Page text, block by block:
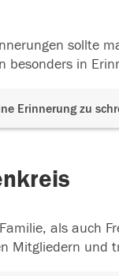
sollte
besonders in
Erinnerung zu
als auch
Mitgliedern und